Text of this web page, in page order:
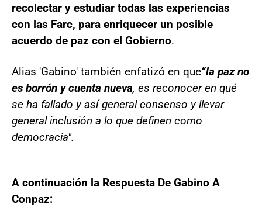
recolectar y estudiar todas las experiencias
con las Farc, para enriquecer un posible
acuerdo de paz con el Gobierno.
Alias 'Gabino' también enfatizó en que“la paz no
es borrón y cuenta nueva, es reconocer en qué
se ha fallado y así general consenso y llevar
general inclusión a lo que definen como
democracia".
A continuación la Respuesta De Gabino A
Conpaz: